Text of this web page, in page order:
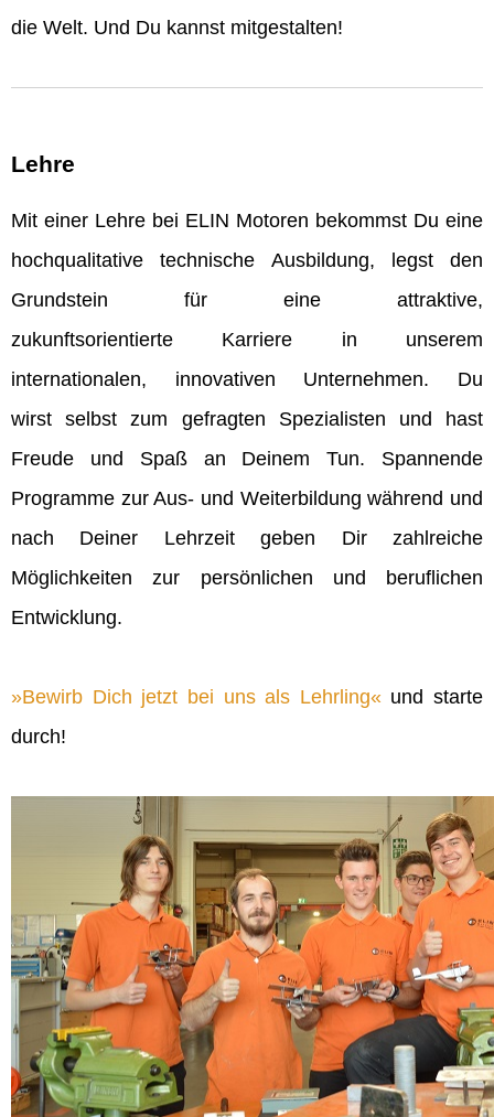
die Welt. Und Du kannst mitgestalten!
Lehre
Mit einer Lehre bei ELIN Motoren bekommst Du eine
hochqualitative technische Ausbildung, legst den
Grundstein für eine attraktive,
zukunftsorientierte Karriere in unserem
internationalen, innovativen Unternehmen. Du
wirst selbst zum gefragten Spezialisten und hast
Freude und Spaß an Deinem Tun. Spannende
Programme zur Aus- und Weiterbildung während und
nach Deiner Lehrzeit geben Dir zahlreiche
Möglichkeiten zur persönlichen und beruflichen
Entwicklung.
Bewirb Dich jetzt bei uns als Lehrling und starte
durch!